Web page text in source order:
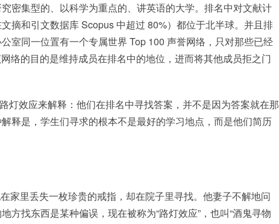
密集型的、以科学为重点的、讲英语的大学。排名中对文献计
摘和引文数据库 Scopus 中超过 80%）都位于北半球。并且排
室同一位置有一个专属世界 Top 100 声誉网络，只对那些已经
络的目的是维持成员在排名中的地位，进而将其他成员拒之门
灯效应来解释：他们在排名中寻找答案，并不是因为答案就在那
释是，学生们寻求的根本不是最好的学习地点，而是他们简历
家里丢失一枚珍贵的戒指，却在院子里寻找。他妻子不解地问
找东西是某种偏误，现在被称为“路灯效应”，也叫“酒鬼寻物